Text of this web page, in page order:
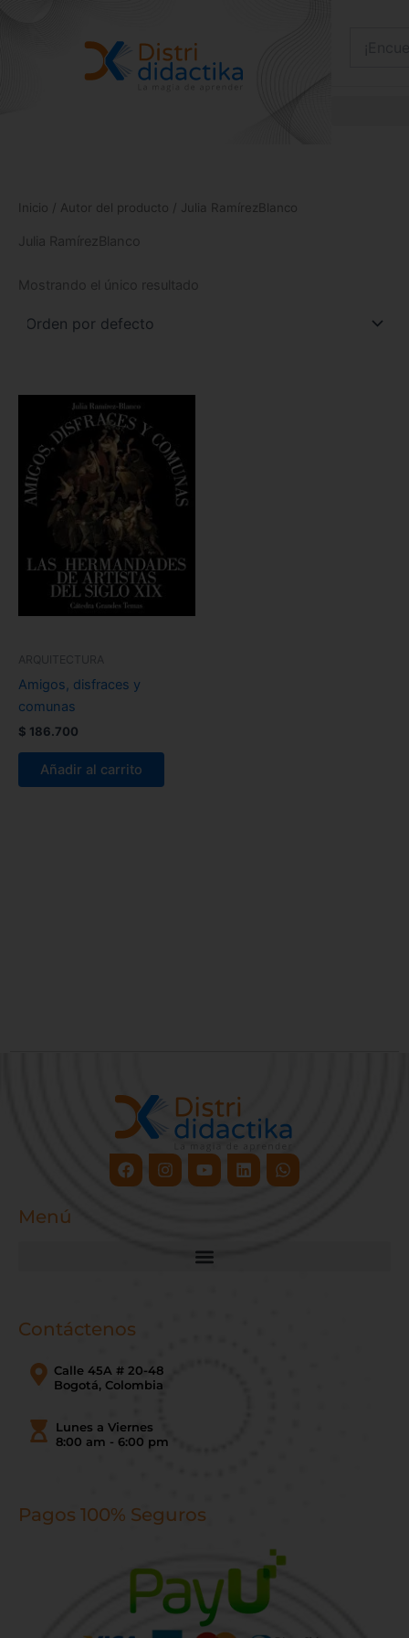
Inicio / Autor del producto / Julia RamírezBlanco
Julia RamírezBlanco
Mostrando el único resultado
ARQUITECTURA
Amigos, disfraces y
comunas
$ 186.700
Añadir al carrito
FacebookInstagram
YoutubeLinkedinWhatsapp
Menú
Contáctenos
Calle 45A # 20-48
Bogotá, Colombia
Lunes a Viernes
8:00 am - 6:00 pm
Pagos 100% Seguros